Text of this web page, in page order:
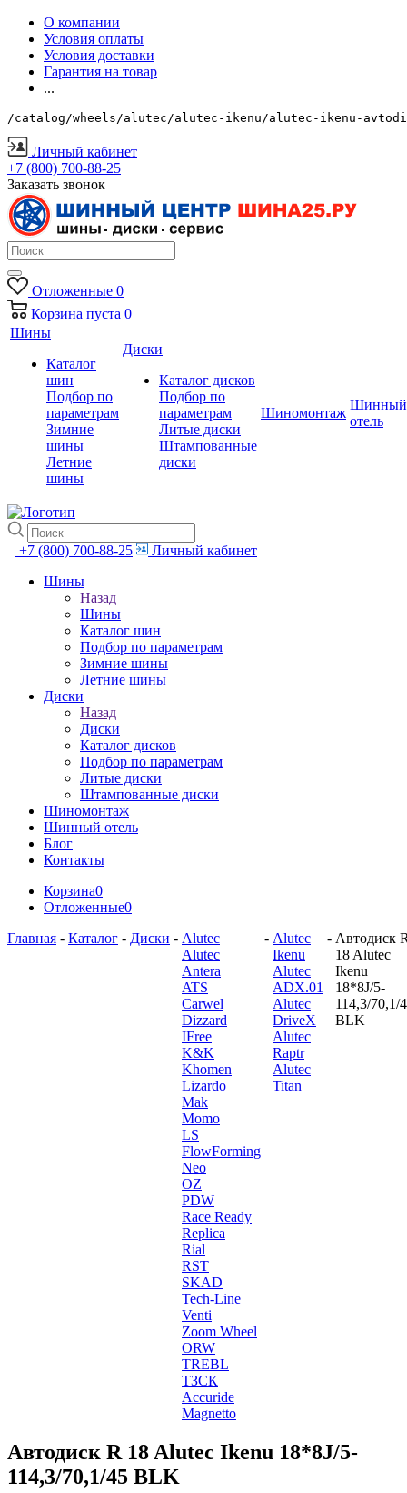
О компании
Условия оплаты
Условия доставки
Гарантия на товар
...
/catalog/wheels/alutec/alutec-ikenu/alutec-ikenu-
Личный кабинет
+7 (800) 700-88-25
Заказать звонок
Отложенные 0
Корзина пуста 0
Шины
Каталог
шин
Подбор по
параметрам
Зимние
шины
Летние
шины
Диски
Каталог дисков
Подбор по
параметрам
Литые диски
Штампованные
диски
Шиномонтаж
Шинный
отель
+7 (800) 700-88-25
Личный кабинет
Шины
Назад
Шины
Каталог шин
Подбор по параметрам
Зимние шины
Летние шины
Диски
Назад
Диски
Каталог дисков
Подбор по параметрам
Литые диски
Штампованные диски
Шиномонтаж
Шинный отель
Блог
Контакты
Корзина0
Отложенные0
Главная - Каталог - Диски - Alutec
Alutec
Antera
ATS
Carwel
Dizzard
IFree
K&K
Khomen
Lizardo
Mak
Momo
LS
FlowForming
Neo
OZ
PDW
Race Ready
Replica
Rial
RST
SKAD
Tech-Line
Venti
Zoom Wheel
ORW
TREBL
ТЗСК
Accuride
Magnetto
- Alutec
Ikenu
Alutec
ADX.01
Alutec
DriveX
Alutec
Raptr
Alutec
Titan
- Автодиск
18 Alutec
Ikenu
18*8J/5-
114,3/70,1/
BLK
Автодиск R 18 Alutec Ikenu 18*8J/5-
114,3/70,1/45 BLK